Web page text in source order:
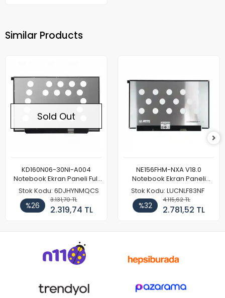
Similar Products
Sold Out
KD160N06-30NI-A004
Notebook Ekran Paneli Full
HD
Stok Kodu: 6DJHYNMQCS
%26
3.131,70 TL
2.319,74 TL
NE156FHM-NXA V18.0
Notebook Ekran Paneli
144Hz
Stok Kodu: LUCNLF83NF
%32
4.115,62 TL
2.781,52 TL